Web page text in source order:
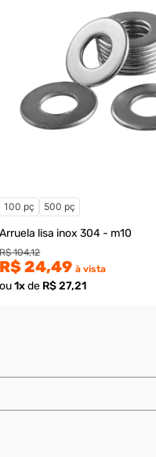
100 pç 500 pç
Arruela lisa inox 304 - m10
R$ 104,12
R$ 24,49 à vista
ou1xde R$ 27,21